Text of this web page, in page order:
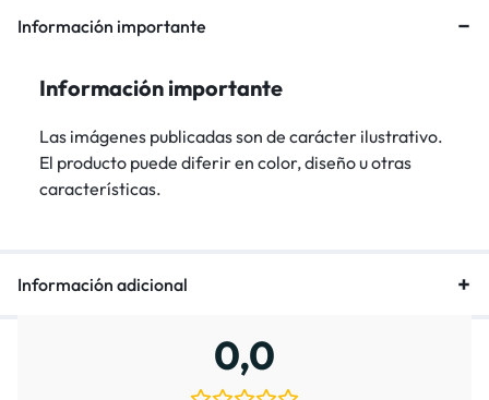
Información importante
Información importante
Las imágenes publicadas son de carácter ilustrativo.
El producto puede diferir en color, diseño u otras
características.
Información adicional
0,0